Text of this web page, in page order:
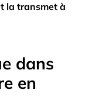
la transmet à
dans
en